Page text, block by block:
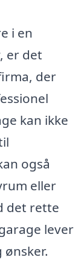
i en
er det
der
kan ikke
også
eller
det rette
lever